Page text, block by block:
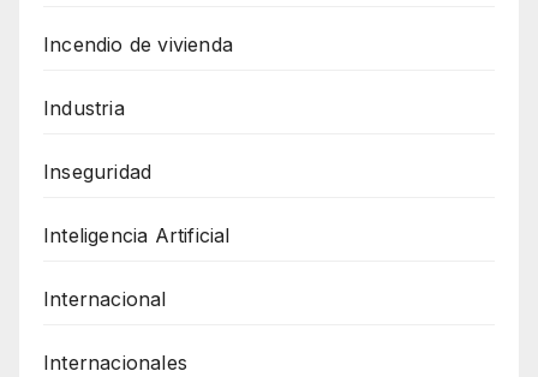
Incendio de vivienda
Industria
Inseguridad
Inteligencia Artificial
Internacional
Internacionales